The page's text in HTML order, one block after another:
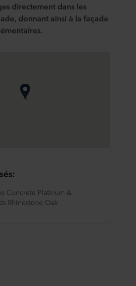
directement dans les
donnant ainsi à la façade
Concrete Platinum &
Rhinestone Oak